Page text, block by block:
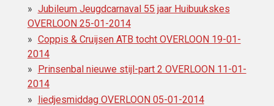
Jubileum Jeugdcarnaval 55 jaar Huibuukskes
OVERLOON 25-01-2014
Coppis & Cruijsen ATB tocht OVERLOON 19-01-
2014
Prinsenbal nieuwe stijl-part 2 OVERLOON 11-01-
2014
liedjesmiddag OVERLOON 05-01-2014